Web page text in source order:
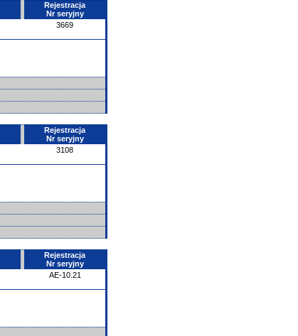
Rejestracja
Nr seryjny
3669
Rejestracja
Nr seryjny
3108
Rejestracja
Nr seryjny
AE-10.21